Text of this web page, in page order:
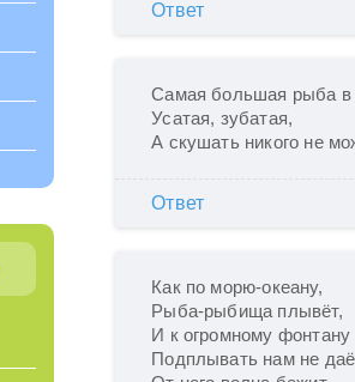
Ответ
Самая большая рыба в
Усатая, зубатая,
А скушать никого не
Ответ
Как по морю-океану,
Рыба-рыбища плывёт,
И к огромному фонтану
Подплывать нам не